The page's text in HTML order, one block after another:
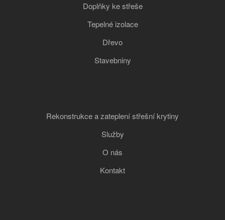
Doplňky ke střeše
Tepelné izolace
Dřevo
Stavebniny
Rekonstrukce a zateplení střešní krytiny
Služby
O nás
Kontakt